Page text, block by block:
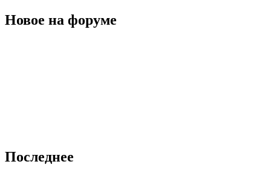
Новое на форуме
Последнее